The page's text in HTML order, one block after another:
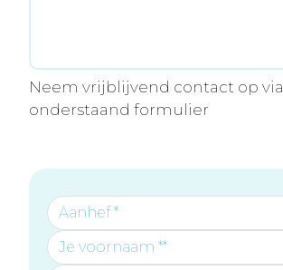
Neem vrijblijvend contact op via
onderstaand formulier